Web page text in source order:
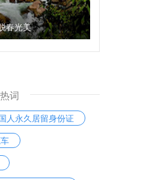
春光美
热词
人永久居留身份证